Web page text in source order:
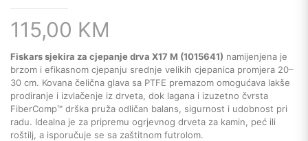
115,00 KM
Fiskars sjekira za cjepanje drva X17 M (1015641) namijenjena je
brzom i efikasnom cjepanju srednje velikih cjepanica promjera 20–
30 cm. Kovana čelična glava sa PTFE premazom omogućava lakše
prodiranje i izvlačenje iz drveta, dok lagana i izuzetno čvrsta
FiberComp™ drška pruža odličan balans, sigurnost i udobnost pri
radu. Idealna je za pripremu ogrjevnog drveta za kamin, peć ili
roštilj, a isporučuje se sa zaštitnom futrolom.